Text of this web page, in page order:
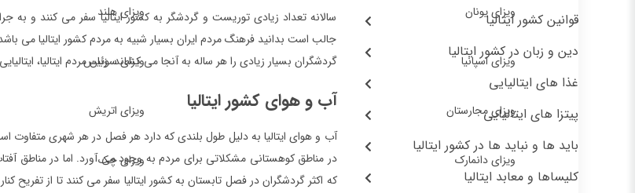
ویزای یونان ویزای هلند
ویزای اسپانیا ویزای سوئیس
ویزای مجارستان ویزای اتریش
ویزای دانمارک ویزای چک
قوانین کشور ایتالیا
دین و زبان در کشور ایتالیا
غذا های ایتالیایی
پیتزا های ایتالیایی
باید ها و نباید ها در کشور ایتالیا
کلیساها و معابد ایتالیا
سالانه تعداد زیادی توریست و گردشگر به کشور ایتالیا سفر می کنند و
جالب است بدانید فرهنگ مردم ایران بسیار شبیه به مردم کشور ایتالیا می
گردشگران بسیار زیادی را هر ساله به آنجا می کشاند. زبان مردم ایتالیا،
آب و هوای کشور ایتالیا
آب و هوای ایتالیا به دلیل طول بلندی که دارد هر فصل در هر شهری متفاوت
در مناطق کوهستانی مشکلاتی برای مردم به وجود می آورد. اما در مناطق
که اکثر گردشگران در فصل تابستان به کشور ایتالیا سفر می کنند تا از تفریح